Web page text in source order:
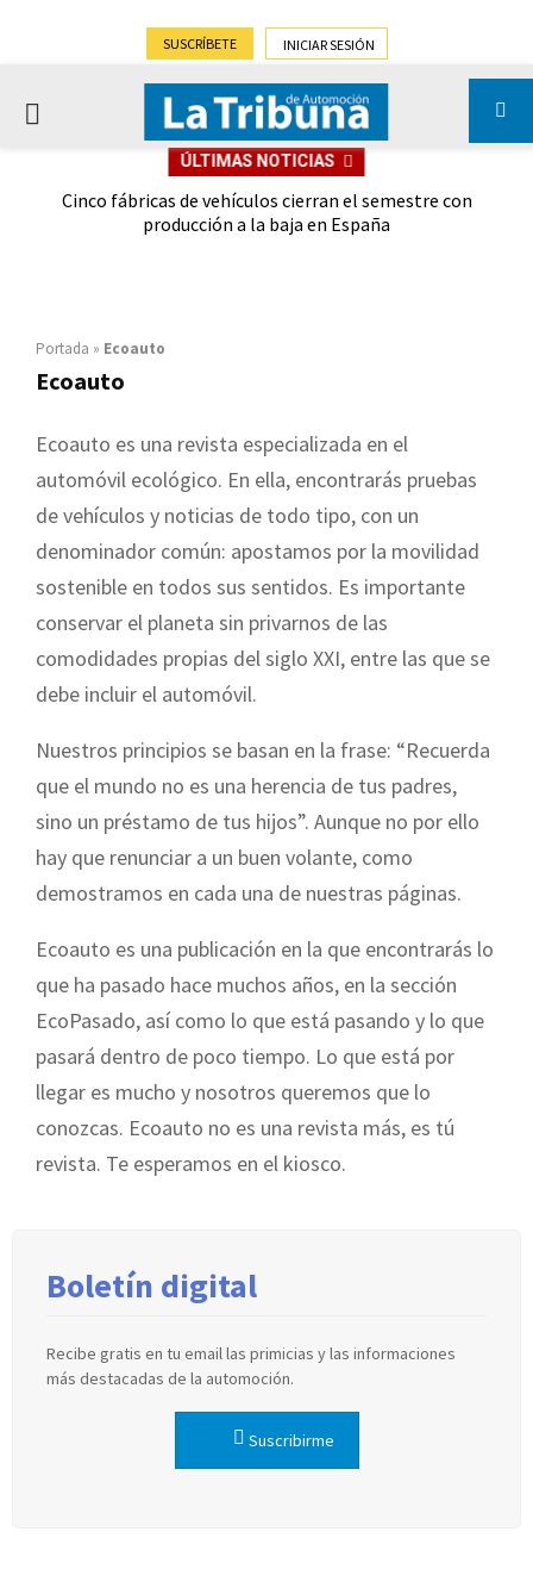
SUSCRÍBETE INICIAR SESIÓN
PRIMARY
ÚLTIMAS NOTICIAS
Cinco fábricas de vehículos cierran el semestre con
producción a la baja en España
Portada » Ecoauto
Ecoauto
Ecoauto es una revista especializada en el
automóvil ecológico. En ella, encontrarás pruebas
de vehículos y noticias de todo tipo, con un
denominador común: apostamos por la movilidad
sostenible en todos sus sentidos. Es importante
conservar el planeta sin privarnos de las
comodidades propias del siglo XXI, entre las que se
debe incluir el automóvil.
Nuestros principios se basan en la frase: “Recuerda
que el mundo no es una herencia de tus padres,
sino un préstamo de tus hijos”. Aunque no por ello
hay que renunciar a un buen volante, como
demostramos en cada una de nuestras páginas.
Ecoauto es una publicación en la que encontrarás lo
que ha pasado hace muchos años, en la sección
EcoPasado, así como lo que está pasando y lo que
pasará dentro de poco tiempo. Lo que está por
llegar es mucho y nosotros queremos que lo
conozcas. Ecoauto no es una revista más, es tú
revista. Te esperamos en el kiosco.
Boletín digital
Recibe gratis en tu email las primicias y las informaciones
más destacadas de la automoción.
Suscribirme